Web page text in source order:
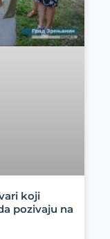
koji
pozivaju na